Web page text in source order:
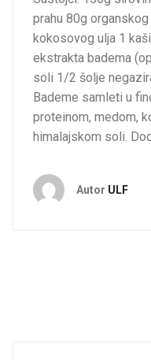
prahu 80g
kokosovog ulja 1
ekstrakta badema
soli 1/2 šolje
Bademe samleti u
proteinom, medom,
himalajskom soli.
Autor ULF